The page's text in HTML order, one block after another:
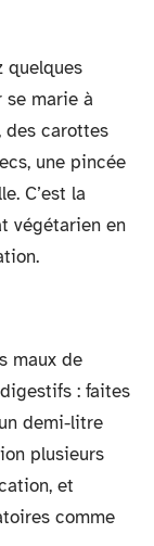
quelques
se marie à
des carottes
une pincée
C’est la
végétarien en
maux de
: faites
demi-litre
plusieurs
et
comme